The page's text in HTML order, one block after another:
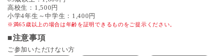
高校生：1,500円
小学4年生～中学生：1,400円
※満65歳以上の場合は年齢を証明できるものをご提示ください。
■注意事項
ご参加いただけない方